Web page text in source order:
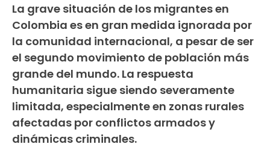
La grave situación de los migrantes en
Colombia es en gran medida ignorada por
la comunidad internacional, a pesar de ser
el segundo movimiento de población más
grande del mundo. La respuesta
humanitaria sigue siendo severamente
limitada, especialmente en zonas rurales
afectadas por conflictos armados y
dinámicas criminales.